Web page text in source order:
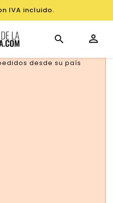
IVA incluido.
desde su país